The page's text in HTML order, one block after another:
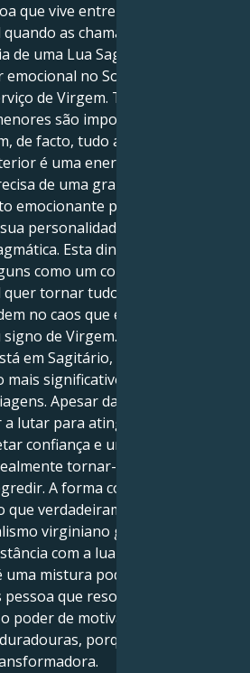
que vive entre os pormenores
as chamas da busca da
de uma Lua Sagitariana
no Sol preciso e
de Virgem. Tanto o quadro
são importantes para si.
de facto, tudo a ver com
é uma energia ardente e
de uma grande verdade ou
emocionante para se sentir à
personalidade exteriormente
Esta dinâmica pode ser
como um conflito interno
quer tornar tudo perfeito, fazer
no caos que está a acontecer
de Virgem. No entanto,
em Sagitário, encoraja-a a
significativo, inteligente e
Apesar da sua calma
lutar para atingir o seu
confiança e um sentido de
tornar-se
A forma como estes dois
verdadeiramente o
virginiano ganha muita
com a lua sagitariana que
mistura poderosa. É mais
que resolve problemas.
poder de motivar os outros a
porque você é uma